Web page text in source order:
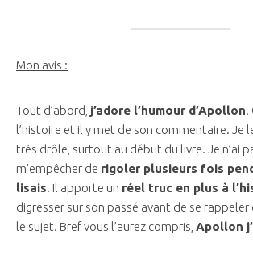
Mon avis :
Tout d’abord, j’adore l’humour d’Apollon.
l’histoire et il y met de son commentaire. Je
très drôle, surtout au début du livre. Je n’ai
m’empêcher de rigoler plusieurs fois
lisais. Il apporte un réel truc en plus à
digresser sur son passé avant de se rappeler
le sujet. Bref vous l’aurez compris, Apollon